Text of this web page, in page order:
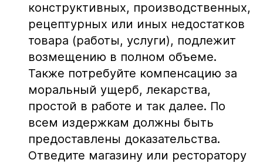
конструктивных, производственных,
рецептурных или иных недостатков
товара (работы, услуги), подлежит
возмещению в полном объеме.
Также потребуйте компенсацию за
моральный ущерб, лекарства,
простой в работе и так далее. По
всем издержкам должны быть
предоставлены доказательства.
Отведите магазину или ресторатору